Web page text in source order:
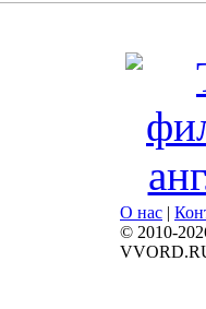
О нас |
© 2010-